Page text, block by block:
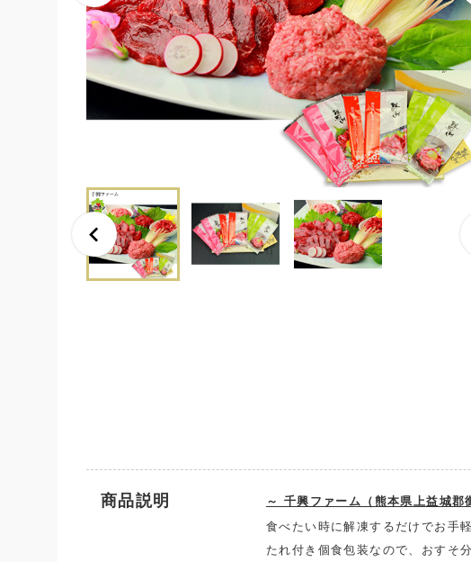
商品説明
～ 千興ファーム（熊本県上益城郡
食べたい時に解凍するだけでお手
たれ付き個食包装なので、おすそ